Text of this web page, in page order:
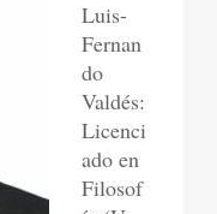
Luis-
Fernan
do
Valdés:
Licenci
ado en
Filosof